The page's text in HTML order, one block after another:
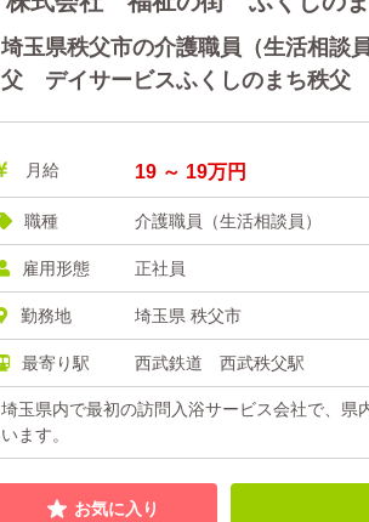
埼玉県秩父市の介護職員（生活相
父 デイサービスふくしのまち秩父
月給 19 ～ 19万円
職種 介護職員（生活相談員）
雇用形態 正社員
勤務地 埼玉県 秩父市
最寄り駅 西武鉄道 西武秩父駅
埼玉県内で最初の訪問入浴サービス会社で、県
います。
お気に入り